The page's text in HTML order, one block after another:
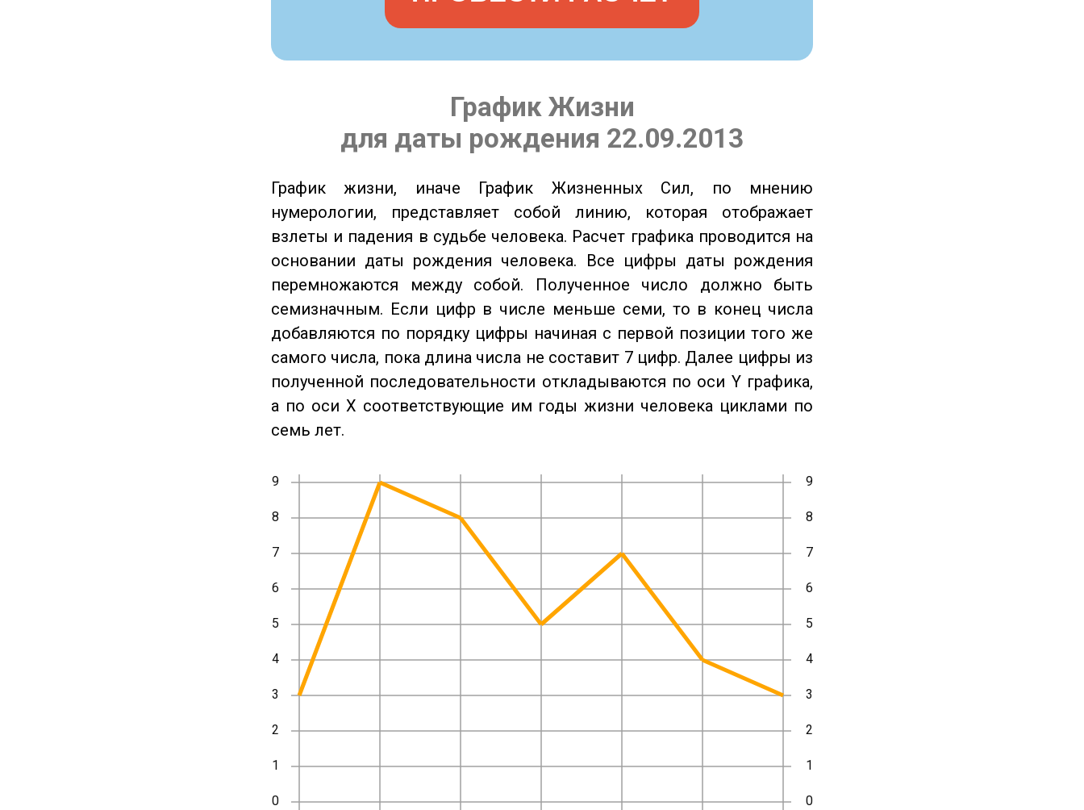
График Жизни
для даты рождения 22.09.2013
График жизни, иначе График Жизненных Сил, по мнению
нумерологии, представляет собой линию, которая отображает
взлеты и падения в судьбе человека. Расчет графика проводится на
основании даты рождения человека. Все цифры даты рождения
перемножаются между собой. Полученное число должно быть
семизначным. Если цифр в числе меньше семи, то в конец числа
добавляются по порядку цифры начиная с первой позиции того же
самого числа, пока длина числа не составит 7 цифр. Далее цифры из
полученной последовательности откладываются по оси Y графика,
а по оси X соответствующие им годы жизни человека циклами по
семь лет.